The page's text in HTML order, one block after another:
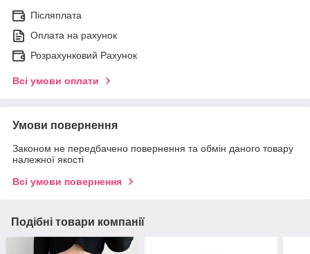
Післяплата
Оплата на рахунок
Розрахунковий Рахунок
Всі умови оплати
Умови повернення
Законом не передбачено повернення та обмін даного товару
належної якості
Всі умови повернення
Подібні товари компанії